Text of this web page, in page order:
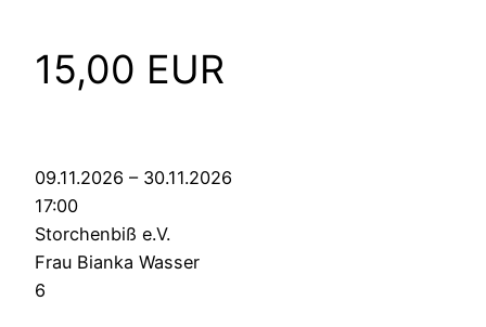
15,00 EUR
09.11.2026 – 30.11.2026
17:00
Storchenbiß e.V.
Frau Bianka Wasser
6